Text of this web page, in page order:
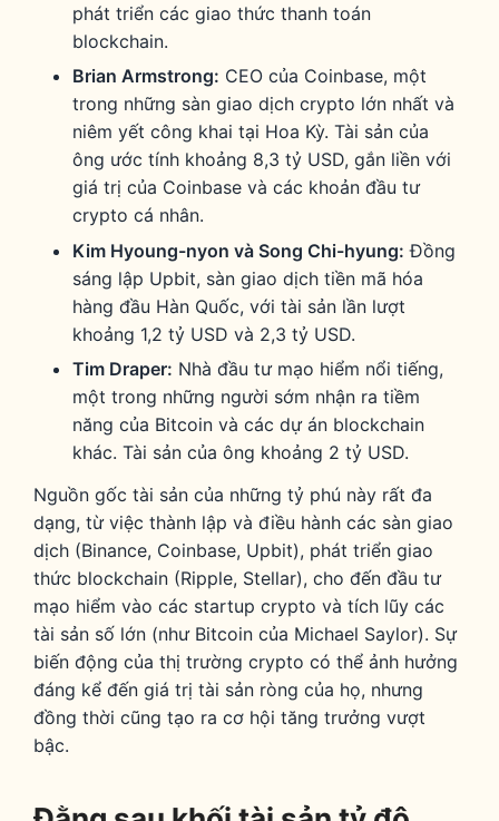
phát triển các giao thức thanh toán
blockchain.
Brian Armstrong: CEO của Coinbase, một
trong những sàn giao dịch crypto lớn nhất và
niêm yết công khai tại Hoa Kỳ. Tài sản của
ông ước tính khoảng 8,3 tỷ USD, gắn liền với
giá trị của Coinbase và các khoản đầu tư
crypto cá nhân.
Kim Hyoung-nyon và Song Chi-hyung: Đồng
sáng lập Upbit, sàn giao dịch tiền mã hóa
hàng đầu Hàn Quốc, với tài sản lần lượt
khoảng 1,2 tỷ USD và 2,3 tỷ USD.
Tim Draper: Nhà đầu tư mạo hiểm nổi tiếng,
một trong những người sớm nhận ra tiềm
năng của Bitcoin và các dự án blockchain
khác. Tài sản của ông khoảng 2 tỷ USD.
Nguồn gốc tài sản của những tỷ phú này rất đa
dạng, từ việc thành lập và điều hành các sàn giao
dịch (Binance, Coinbase, Upbit), phát triển giao
thức blockchain (Ripple, Stellar), cho đến đầu tư
mạo hiểm vào các startup crypto và tích lũy các
tài sản số lớn (như Bitcoin của Michael Saylor). Sự
biến động của thị trường crypto có thể ảnh hưởng
đáng kể đến giá trị tài sản ròng của họ, nhưng
đồng thời cũng tạo ra cơ hội tăng trưởng vượt
bậc.